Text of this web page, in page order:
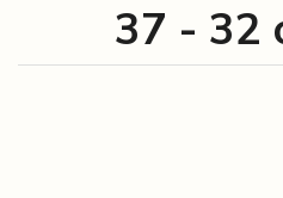
37 - 32